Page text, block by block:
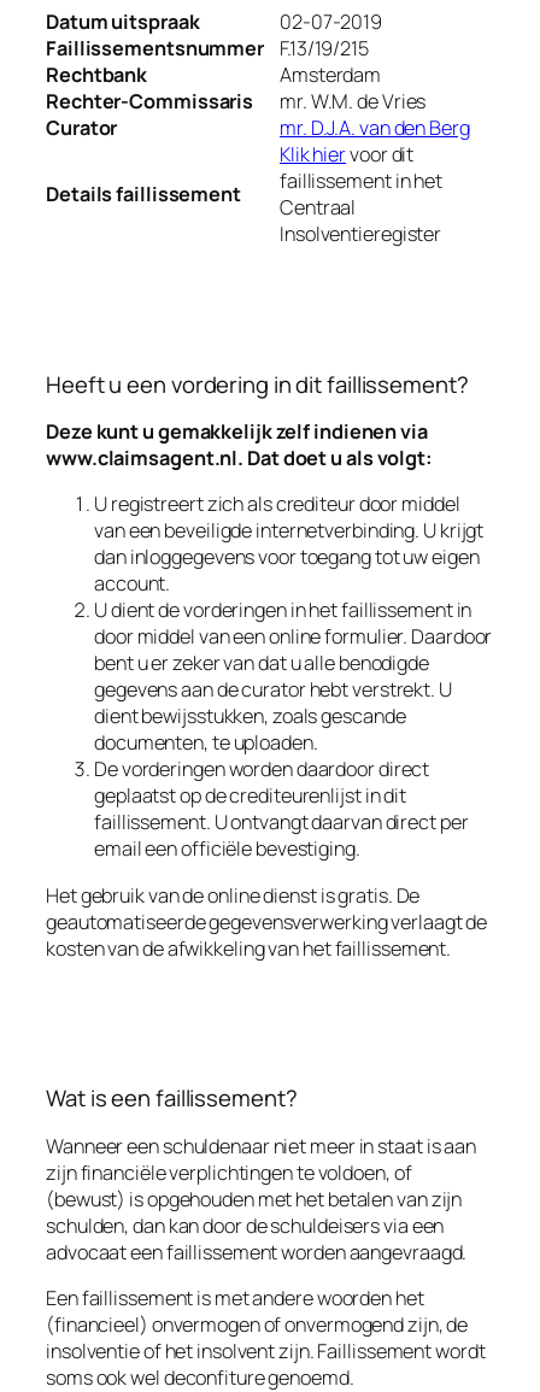
Datum uitspraak
02-07-2019
Faillissementsnummer
F.13/19/215
Rechtbank
Amsterdam
Rechter-Commissaris
mr. W.M. de Vries
Curator
mr. D.J.A. van den Berg
Details faillissement
Klik hiervoor dit
faillissement in het
Centraal
Insolventieregister
Heeft u een vordering in dit faillissement?
Deze kunt u gemakkelijk zelf indienen via
www.claimsagent.nl. Dat doet u als volgt:
U registreert zich als crediteur door middel
van een beveiligde internetverbinding. U krijgt
dan inloggegevens voor toegang tot uw eigen
account.
U dient de vorderingen in het faillissement in
door middel van een online formulier. Daardoor
bent u er zeker van dat u alle benodigde
gegevens aan de curator hebt verstrekt. U
dient bewijsstukken, zoals gescande
documenten, te uploaden.
De vorderingen worden daardoor direct
geplaatst op de crediteurenlijst in dit
faillissement. U ontvangt daarvan direct per
email een officiële bevestiging.
Het gebruik van de online dienst is gratis. De
geautomatiseerde gegevensverwerking verlaagt de
kosten van de afwikkeling van het faillissement.
Wat is een faillissement?
Wanneer een schuldenaar niet meer in staat is aan
zijn financiële verplichtingen te voldoen, of
(bewust) is opgehouden met het betalen van zijn
schulden, dan kan door de schuldeisers via een
advocaat een faillissement worden aangevraagd.
Een faillissement is met andere woorden het
(financieel) onvermogen of onvermogend zijn, de
insolventie of het insolvent zijn. Faillissement wordt
soms ook wel deconfiture genoemd.